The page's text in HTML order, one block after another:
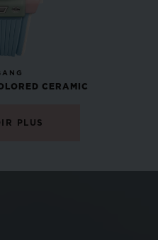
CERAMIC
PLUS